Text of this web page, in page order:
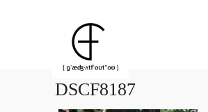
DSCF8187